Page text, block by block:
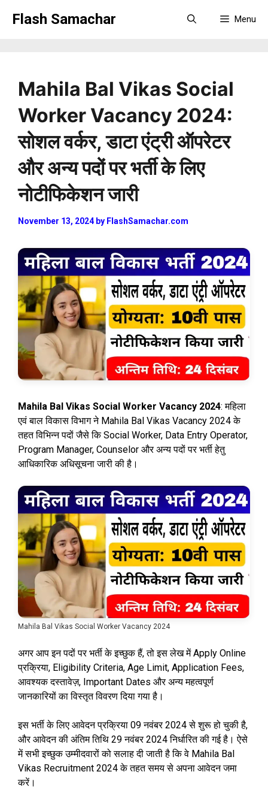
Flash Samachar Menu
Mahila Bal Vikas Social
Worker Vacancy 2024:
सोशल वर्कर, डाटा एंट्री ऑपरेटर
और अन्य पदों पर भर्ती के लिए
नोटीफिकेशन जारी
November 13, 2024 by FlashSamachar.com
Mahila Bal Vikas Social Worker Vacancy 2024: महिला
एवं बाल विकास विभाग ने Mahila Bal Vikas Vacancy 2024 के
तहत विभिन्न पदों जैसे कि Social Worker, Data Entry Operator,
Program Manager, Counselor और अन्य पदों पर भर्ती हेतु
आधिकारिक अधिसूचना जारी की है।
Mahila Bal Vikas Social Worker Vacancy 2024
अगर आप इन पदों पर भर्ती के इच्छुक हैं, तो इस लेख में Apply Online
प्रक्रिया, Eligibility Criteria, Age Limit, Application Fees,
आवश्यक दस्तावेज़, Important Dates और अन्य महत्वपूर्ण
जानकारियों का विस्तृत विवरण दिया गया है।
इस भर्ती के लिए आवेदन प्रक्रिया 09 नवंबर 2024 से शुरू हो चुकी है,
और आवेदन की अंतिम तिथि 29 नवंबर 2024 निर्धारित की गई है। ऐसे
में सभी इच्छुक उम्मीदवारों को सलाह दी जाती है कि वे Mahila Bal
Vikas Recruitment 2024 के तहत समय से अपना आवेदन जमा
करें।